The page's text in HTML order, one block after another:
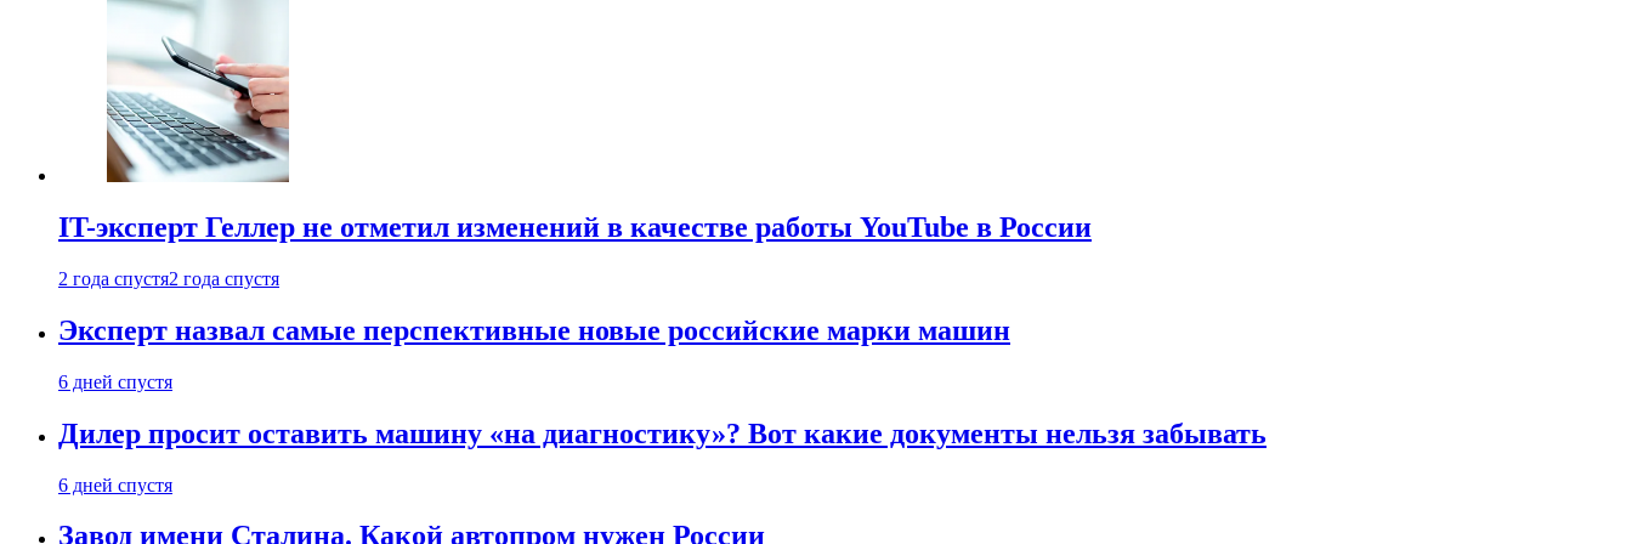
IT-эксперт Геллер не отметил изменений в качестве работы YouTube в России
2 года спустя2 года спустя
Эксперт назвал самые перспективные новые российские марки машин
6 дней спустя
Дилер просит оставить машину «на диагностику»? Вот какие документы нельзя забывать
6 дней спустя
Завод имени Сталина. Какой автопром нужен России